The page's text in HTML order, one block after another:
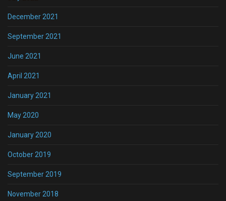
December 2021
September 2021
June 2021
April 2021
January 2021
May 2020
January 2020
October 2019
September 2019
November 2018